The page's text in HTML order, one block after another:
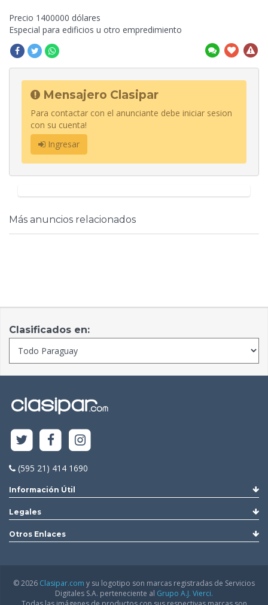
Precio 1400000 dólares
Especial para edificios u otro empredimiento
Mensajero Clasipar
Para contactar con el anunciante debe iniciar sesion
con su cuenta!
Ingresar
Más anuncios relacionados
Clasificados en:
(595 21) 414 1690
Información Útil
Legales
Otros Enlaces
© 2026 Clasipar.com y su logotipo son marcas registradas de Servicios
Digitales S.A. perteneciente al Grupo A.J. Vierci.